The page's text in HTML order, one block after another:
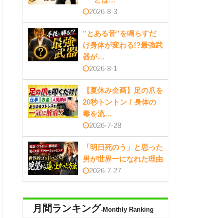
2026-8-3
”とある音”を鳴らすだ
け身体が変わる!?最強武
器が…
2026-8-1
【夏休み企画】足の爪を
20秒トントン！身体の
毒を流…
2026-7-28
「明日死のう」と思った
男が世界一になれた理由
2026-7-27
月間ランキング-Monthly Ranking